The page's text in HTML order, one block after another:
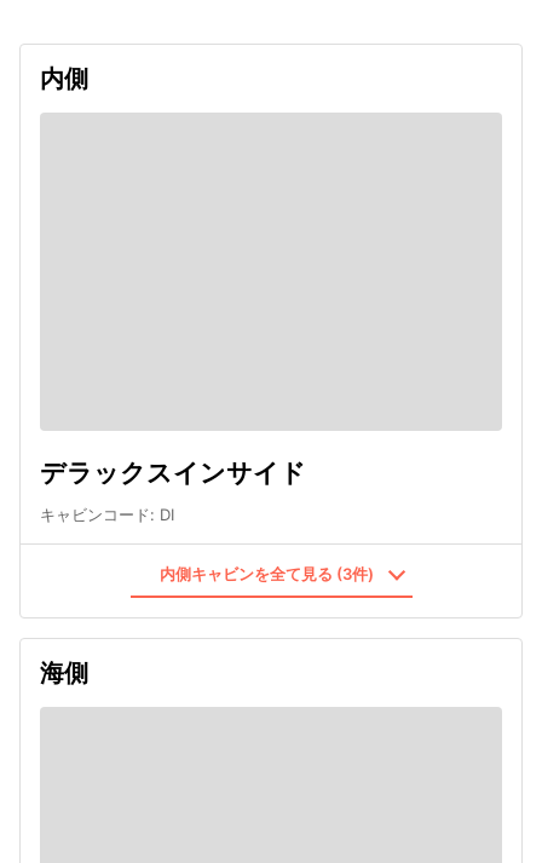
内側
デラックスインサイド
キャビンコード: DI
内側キャビンを全て見る (3件)
海側